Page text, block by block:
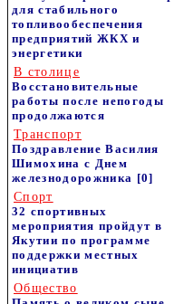
для стабильного
топливообеспечения
предприятий ЖКХ и
энергетики
В столице
Восстановительные
работы после непогоды
продолжаются
Транспорт
Поздравление Василия
Шимохина с Днем
железнодорожника [0]
Спорт
32 спортивных
мероприятия пройдут в
Якутии по программе
поддержки местных
инициатив
Общество